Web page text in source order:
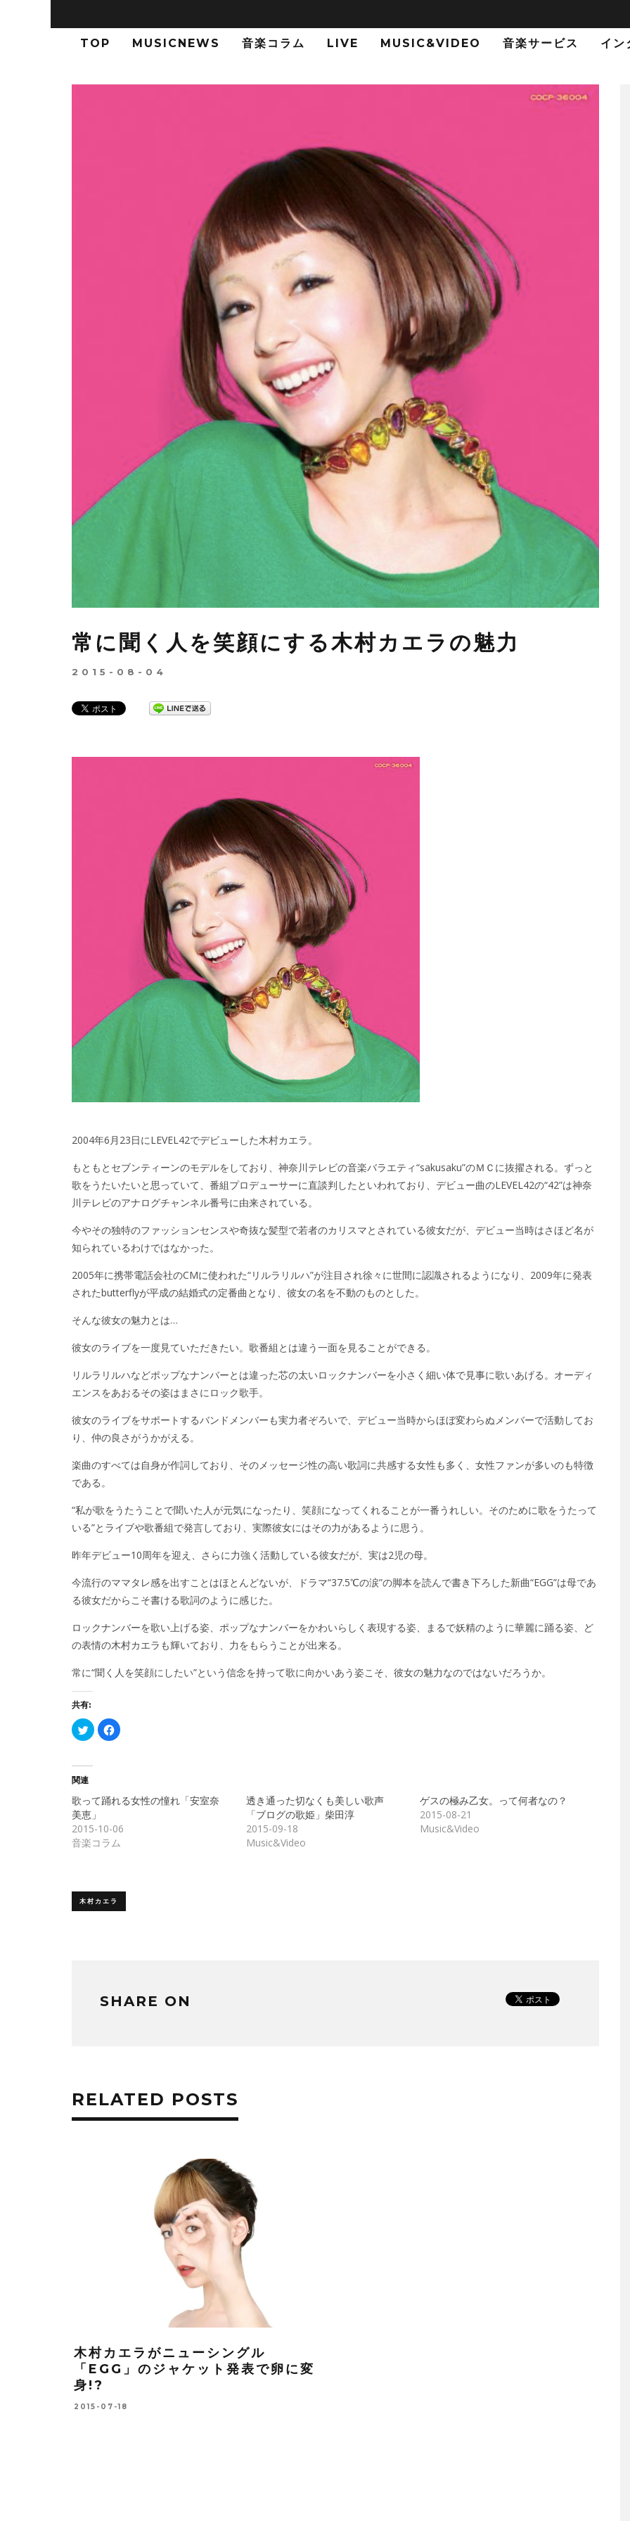
TOP MUSICNEWS 音楽コラム LIVE MUSIC&VIDEO 音楽サービス イン
常に聞く人を笑顔にする木村カエラの魅力
2015-08-04
2004年6月23日にLEVEL42でデビューした木村カエラ。
もともとセブンティーンのモデルをしており、神奈川テレビの音楽バラエティ“sakusaku”のＭＣに抜擢される。ずっと
歌をうたいたいと思っていて、番組プロデューサーに直談判したといわれており、デビュー曲のLEVEL42の“42”は神奈
川テレビのアナログチャンネル番号に由来されている。
今やその独特のファッションセンスや奇抜な髪型で若者のカリスマとされている彼女だが、デビュー当時はさほど名が
知られているわけではなかった。
2005年に携帯電話会社のCMに使われた“リルラリルハ”が注目され徐々に世間に認識されるようになり、2009年に発表
されたbutterflyが平成の結婚式の定番曲となり、彼女の名を不動のものとした。
そんな彼女の魅力とは…
彼女のライブを一度見ていただきたい。歌番組とは違う一面を見ることができる。
リルラリルハなどポップなナンバーとは違った芯の太いロックナンバーを小さく細い体で見事に歌いあげる。オーディ
エンスをあおるその姿はまさにロック歌手。
彼女のライブをサポートするバンドメンバーも実力者ぞろいで、デビュー当時からほぼ変わらぬメンバーで活動してお
り、仲の良さがうかがえる。
楽曲のすべては自身が作詞しており、そのメッセージ性の高い歌詞に共感する女性も多く、女性ファンが多いのも特徴
である。
“私が歌をうたうことで聞いた人が元気になったり、笑顔になってくれることが一番うれしい。そのために歌をうたって
いる”とライブや歌番組で発言しており、実際彼女にはその力があるように思う。
昨年デビュー10周年を迎え、さらに力強く活動している彼女だが、実は2児の母。
今流行のママタレ感を出すことはほとんどないが、ドラマ“37.5℃の涙”の脚本を読んで書き下ろした新曲“EGG”は母であ
る彼女だからこそ書ける歌詞のように感じた。
ロックナンバーを歌い上げる姿、ポップなナンバーをかわいらしく表現する姿、まるで妖精のように華麗に踊る姿、ど
の表情の木村カエラも輝いており、力をもらうことが出来る。
常に“聞く人を笑顔にしたい”という信念を持って歌に向かいあう姿こそ、彼女の魅力なのではないだろうか。
共有:
ク
リ
て
共
有
(新
し
い
ウ
ィ
き
ま
す)
Facebook
で
ク
リ
し
て
く
ウ
ィ
関連
歌って踊れる女性の憧れ「安室奈
美恵」
2015-10-06
音楽コラム
透き通った切なくも美しい歌声
「ブログの歌姫」柴田淳
2015-09-18
Music&Video
ゲスの極み乙女。って何者なの？
2015-08-21
Music&Video
木村カエラ
SHARE ON
RELATED POSTS
木村カエラがニューシングル
「EGG」のジャケット発表で卵に変
身!?
2015-07-18